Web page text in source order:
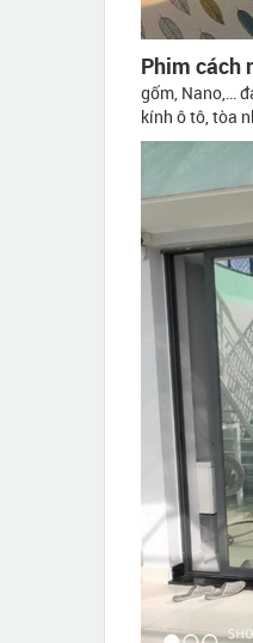
Phim cách
gốm, Nano,…
kính ô tô, tòa